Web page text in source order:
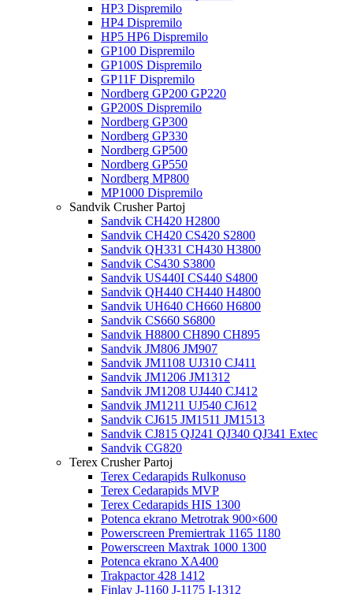
HP3 Dispremilo
HP4 Dispremilo
HP5 HP6 Dispremilo
GP100 Dispremilo
GP100S Dispremilo
GP11F Dispremilo
Nordberg GP200 GP220
GP200S Dispremilo
Nordberg GP300
Nordberg GP330
Nordberg GP500
Nordberg GP550
Nordberg MP800
MP1000 Dispremilo
Sandvik Crusher Partoj
Sandvik CH420 H2800
Sandvik CH420 CS420 S2800
Sandvik QH331 CH430 H3800
Sandvik CS430 S3800
Sandvik US440I CS440 S4800
Sandvik QH440 CH440 H4800
Sandvik UH640 CH660 H6800
Sandvik CS660 S6800
Sandvik H8800 CH890 CH895
Sandvik JM806 JM907
Sandvik JM1108 UJ310 CJ411
Sandvik JM1206 JM1312
Sandvik JM1208 UJ440 CJ412
Sandvik JM1211 UJ540 CJ612
Sandvik CJ615 JM1511 JM1513
Sandvik CJ815 QJ241 QJ340 QJ341 Extec
Sandvik CG820
Terex Crusher Partoj
Terex Cedarapids Rulkonuso
Terex Cedarapids MVP
Terex Cedarapids HIS 1300
Potenca ekrano Metrotrak 900×600
Powerscreen Premiertrak 1165 1180
Powerscreen Maxtrak 1000 1300
Potenca ekrano XA400
Trakpactor 428 1412
Finlay J-1160 J-1175 I-1312